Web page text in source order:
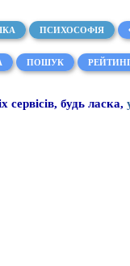
ПСИХОСОФІЯ
ПОШУК
сервісів, будь ласка,